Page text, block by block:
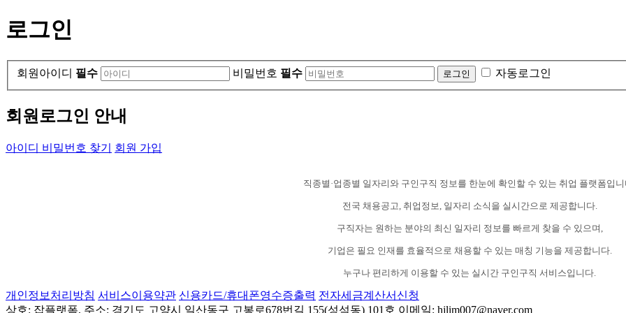
로그인
회원아이디 필수 비밀번호 필수 자동로그인
회원로그인 안내
아이디 비밀번호 찾기 회원 가입
직종별·업종별 일자리와 구인구직 정보를 한눈에 확인할 수 있는 취업 플랫폼입
전국 채용공고, 취업정보, 일자리 소식을 실시간으로 제공합니다.
구직자는 원하는 분야의 최신 일자리 정보를 빠르게 찾을 수 있으며,
기업은 필요 인재를 효율적으로 채용할 수 있는 매칭 기능을 제공합니다.
누구나 편리하게 이용할 수 있는 실시간 구인구직 서비스입니다.
개인정보처리방침 서비스이용약관 신용카드/휴대폰영수증출력 전자세금계산서신청
상호: 잡플랫폼, 주소: 경기도 고양시 일산동구 고봉로678번길 155(성석동) 101호 이메일: hjlim007@naver.com